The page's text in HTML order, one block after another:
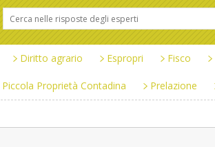
Diritto agrario Espropri Fisco
Piccola Proprietà Contadina Prelazione